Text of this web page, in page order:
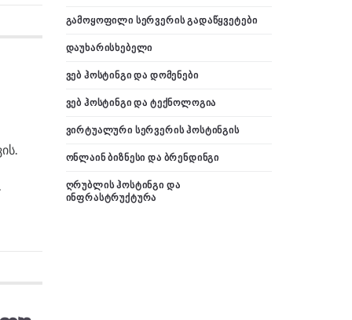
ᲒᲐᲛᲝᲧᲝᲤᲘᲚᲘ ᲡᲔᲠᲕᲔᲠᲘᲡ ᲒᲐᲓᲐᲬᲧᲕᲔᲢᲔᲑᲘ
ᲓᲐᲣᲮᲐᲠᲘᲡᲮᲔᲑᲔᲚᲘ
ᲕᲔᲑ ᲰᲝᲡᲢᲘᲜᲒᲘ ᲓᲐ ᲓᲝᲛᲔᲜᲔᲑᲘ
ᲕᲔᲑ ᲰᲝᲡᲢᲘᲜᲒᲘ ᲓᲐ ᲢᲔᲥᲜᲝᲚᲝᲒᲘᲐ
ᲕᲘᲠᲢᲣᲐᲚᲣᲠᲘ ᲡᲔᲠᲕᲔᲠᲘᲡ ᲰᲝᲡᲢᲘᲜᲒᲘᲡ
ᲝᲜᲚᲐᲘᲜ ᲑᲘᲖᲜᲔᲡᲘ ᲓᲐ ᲑᲠᲔᲜᲓᲘᲜᲒᲘ
ᲦᲠᲣᲑᲚᲘᲡ ᲰᲝᲡᲢᲘᲜᲒᲘ ᲓᲐ
ᲘᲜᲤᲠᲐᲡᲢᲠᲣᲥᲢᲣᲠᲐ